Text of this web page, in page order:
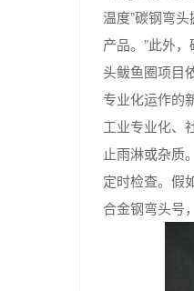
温度”碳钢弯
产品。”此外
头鲅鱼圈项目
专业化运作的
工业专业化、
止雨淋或杂质
定时检查。假
合金钢弯头号